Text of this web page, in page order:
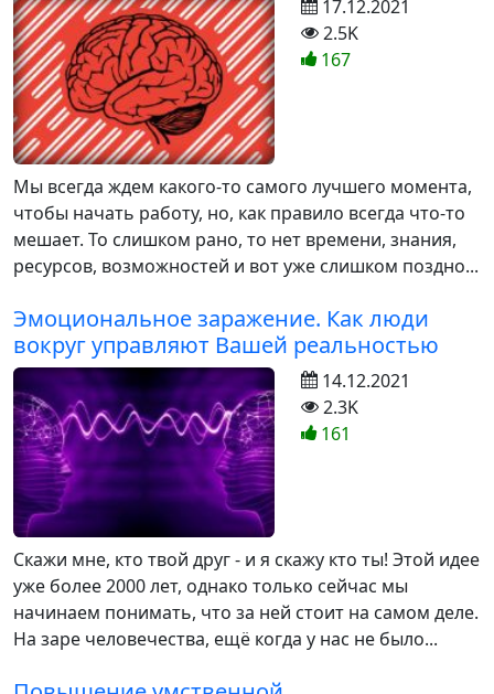
Мы всегда ждем какого-то самого лучшего момента,
чтобы начать работу, но, как правило всегда что-то
мешает. То слишком рано, то нет времени, знания,
ресурсов, возможностей и вот уже слишком поздно...
17.12.2021
2.5K
167
Эмоциональное заражение. Как люди
вокруг управляют Вашей реальностью
Скажи мне, кто твой друг - и я скажу кто ты! Этой идее
уже более 2000 лет, однако только сейчас мы
начинаем понимать, что за ней стоит на самом деле.
На заре человечества, ещё когда у нас не было...
14.12.2021
2.3K
161